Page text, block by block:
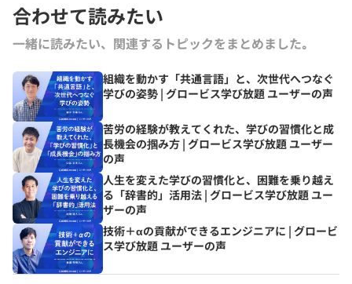
合わせて読みたい
一緒に読みたい、関連するトピックをまとめました｡
組織を動かす「共通言語」と、次世代へつなぐ
学びの姿勢 | グロービス学び放題 ユーザーの声
苦労の経験が教えてくれた、学びの習慣化と成
長機会の掴み方 | グロービス学び放題 ユーザー
の声
人生を変えた学びの習慣化と、困難を乗り越え
る「辞書的」活用法 | グロービス学び放題 ユー
ザーの声
技術＋αの貢献ができるエンジニアに | グロービ
ス学び放題 ユーザーの声